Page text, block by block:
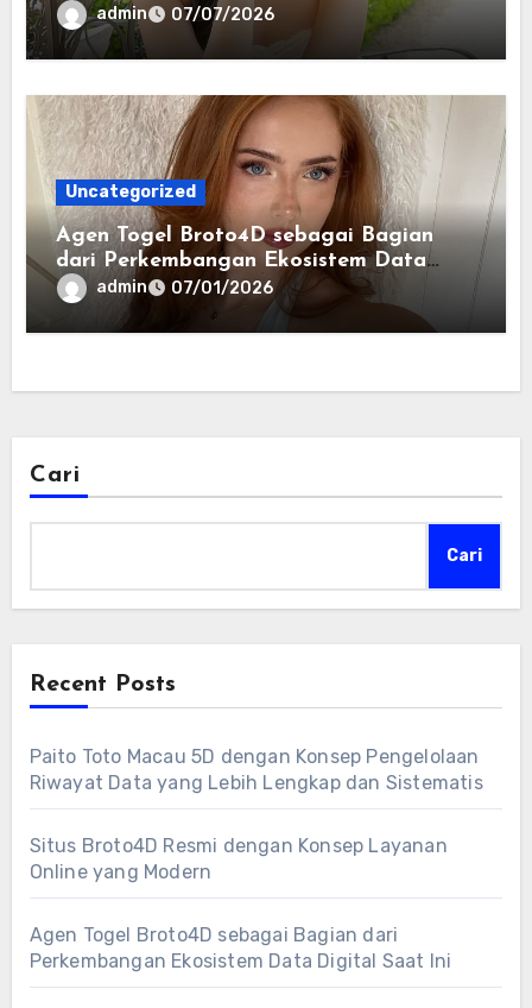
admin 07/07/2026
Uncategorized
Agen Togel Broto4D sebagai Bagian
dari Perkembangan Ekosistem Data
Digital Saat Ini
admin 07/01/2026
Cari
Cari
Recent Posts
Paito Toto Macau 5D dengan Konsep Pengelolaan
Riwayat Data yang Lebih Lengkap dan Sistematis
Situs Broto4D Resmi dengan Konsep Layanan
Online yang Modern
Agen Togel Broto4D sebagai Bagian dari
Perkembangan Ekosistem Data Digital Saat Ini